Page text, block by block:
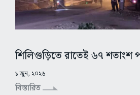
শিলিগুড়িতে রাতেই ৬৭ শতাংশ
১ জুন, ২০২৬
বিস্তারিত